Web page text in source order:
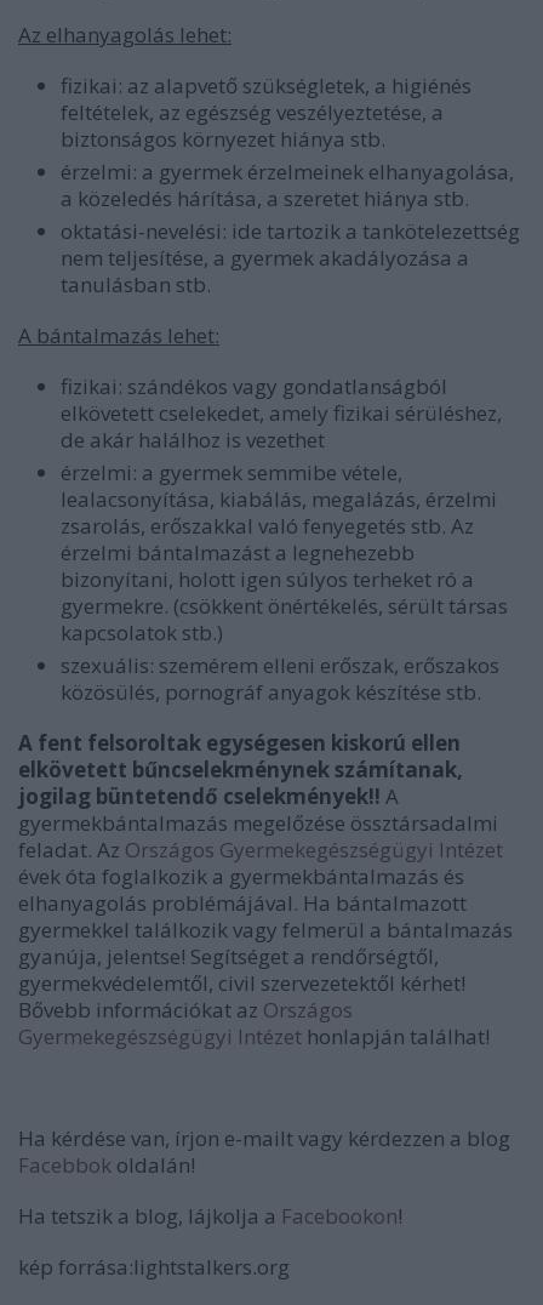
Az elhanyagolás lehet:
fizikai: az alapvető szükségletek, a higiénés
feltételek, az egészség veszélyeztetése, a
biztonságos környezet hiánya stb.
érzelmi: a gyermek érzelmeinek elhanyagolása,
a közeledés hárítása, a szeretet hiánya stb.
oktatási-nevelési: ide tartozik a tankötelezettség
nem teljesítése, a gyermek akadályozása a
tanulásban stb.
A bántalmazás lehet:
fizikai: szándékos vagy gondatlanságból
elkövetett cselekedet, amely fizikai sérüléshez,
de akár halálhoz is vezethet
érzelmi: a gyermek semmibe vétele,
lealacsonyítása, kiabálás, megalázás, érzelmi
zsarolás, erőszakkal való fenyegetés stb. Az
érzelmi bántalmazást a legnehezebb
bizonyítani, holott igen súlyos terheket ró a
gyermekre. (csökkent önértékelés, sérült társas
kapcsolatok stb.)
szexuális: szemérem elleni erőszak, erőszakos
közösülés, pornográf anyagok készítése stb.
A fent felsoroltak egységesen kiskorú ellen
elkövetett bűncselekménynek számítanak,
jogilag büntetendő cselekmények!! A
gyermekbántalmazás megelőzése össztársadalmi
feladat. Az Országos Gyermekegészségügyi Intézet
évek óta foglalkozik a gyermekbántalmazás és
elhanyagolás problémájával. Ha bántalmazott
gyermekkel találkozik vagy felmerül a bántalmazás
gyanúja, jelentse! Segítséget a rendőrségtől,
gyermekvédelemtől, civil szervezetektől kérhet!
Bővebb információkat az Országos
Gyermekegészségügyi Intézet honlapján találhat!
Ha kérdése van, írjon e-mailt vagy kérdezzen a blog
Facebbok oldalán!
Ha tetszik a blog, lájkolja a Facebookon!
kép forrása:lightstalkers.org